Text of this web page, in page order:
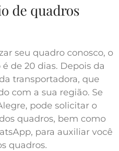
de quadros
seu quadro conosco, o
de 20 dias. Depois da
transportadora, que
com a sua região. Se
pode solicitar o
quadros, bem como
para auxiliar você
quadros.